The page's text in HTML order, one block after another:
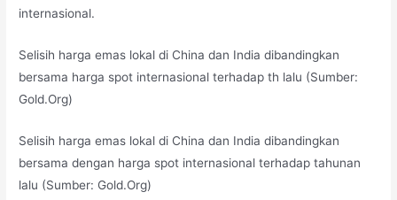
internasional.
Selisih harga emas lokal di China dan India dibandingkan
bersama harga spot internasional terhadap th lalu (Sumber:
Gold.Org)
Selisih harga emas lokal di China dan India dibandingkan
bersama dengan harga spot internasional terhadap tahunan
lalu (Sumber: Gold.Org)